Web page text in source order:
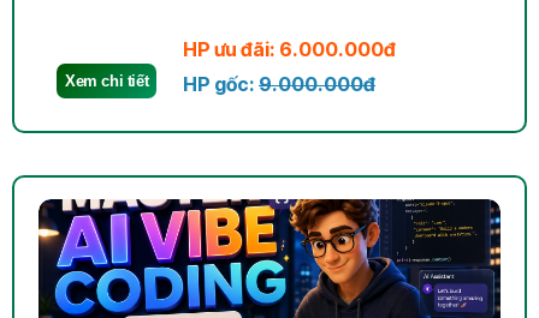
HP ưu đãi: 6.000.000đ
HP gốc: 9.000.000đ
Xem chi tiết